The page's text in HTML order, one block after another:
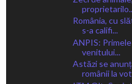
România, cu
s-a califi...
ANPIS:
venitului...
Astăzi se
românii la